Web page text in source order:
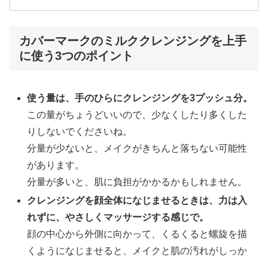
カバーマークのミルククレンジングを上手
に使う3つのポイント
使う量は、手のひらにクレンジングを3プッシュ分。
この量がちょうどいいので、少なくしたり多くした
りしないでくださいね。
分量が少ないと、メイクがきちんと落ちない可能性
があります。
分量が多いと、肌に負担がかかるかもしれません。
クレンジングを顔全体になじませるときは、力は入
れずに、やさしくマッサージする感じで。
顔の中心から外側に向かって、くるくると螺旋を描
くようになじませると、メイクと肌の汚れがしっか